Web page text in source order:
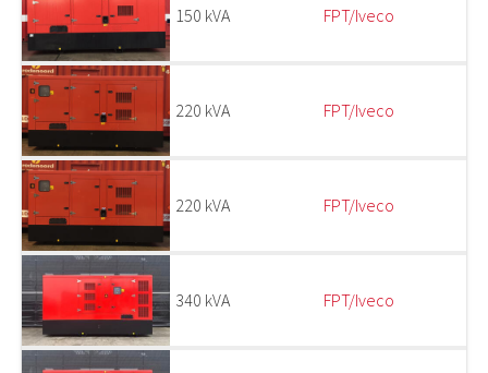
150 kVA FPT/Iveco
220 kVA FPT/Iveco
220 kVA FPT/Iveco
340 kVA FPT/Iveco